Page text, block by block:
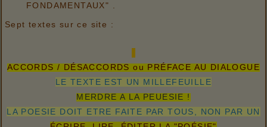
FONDAMENTAUX" .
Sept textes sur ce site :
ACCORDS / DÉSACCORDS ou PRÉFACE AU DIALOGUE
LE TEXTE EST UN MILLEFEUILLE
MERDRE A LA PEUESIE !
LA POESIE DOIT ETRE FAITE PAR TOUS, NON PAR UN